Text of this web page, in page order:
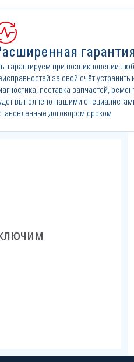
гарантируем при возникновении
за свой счёт устранить
поставка запчастей,
выполнено нашими
договором сроком